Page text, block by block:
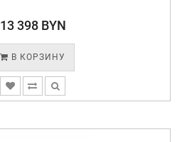
13 398 BYN
В КОРЗИНУ